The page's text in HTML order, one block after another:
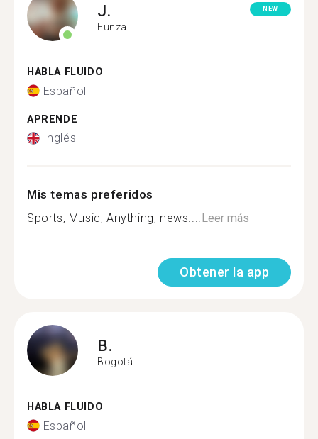
J.
Funza
NEW
HABLA FLUIDO
Español
APRENDE
Inglés
Mis temas preferidos
Sports, Music, Anything, news....Leer más
Obtener la app
B.
Bogotá
HABLA FLUIDO
Español